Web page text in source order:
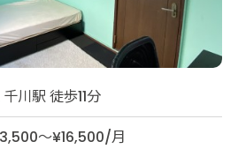
川駅 徒歩11分
～¥16,500/月